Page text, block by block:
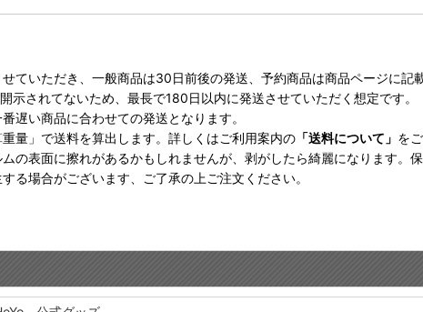
ていただき、一般商品は30日前後の発送、予約商品は商品ページに
されてないため、最長で180日以内に発送させていただく想定です。
遅い商品に合わせての発送となります。
量」で送料を算出します。詳しくはご利用案内の 「送料について」 を
の表面に擦れがあるかもしれませんが、剥がしたら綺麗になります。
る場合がございます、ご了承の上ご注文ください。